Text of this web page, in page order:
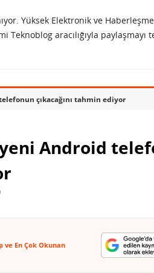
Yüksek Elektronik ve Haberleşme
aracılığıyla paylaşmayı
çıkacağını tahmin ediyor
yeni Android
ve En Çok Okunan